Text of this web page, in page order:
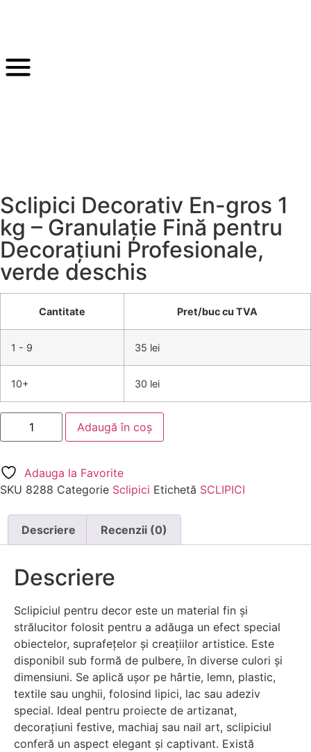
Sclipici Decorativ En-gros 1
kg – Granulație Fină pentru
Decorațiuni Profesionale,
verde deschis
Cantitate Pret/buc cu TVA
1 - 9 35 lei
10+ 30 lei
Adaugă în coș
Adauga la Favorite
SKU 8288 Categorie Sclipici Etichetă SCLIPICI
Descriere Recenzii (0)
Descriere
Sclipiciul pentru decor este un material fin și
strălucitor folosit pentru a adăuga un efect special
obiectelor, suprafețelor și creațiilor artistice. Este
disponibil sub formă de pulbere, în diverse culori și
dimensiuni. Se aplică ușor pe hârtie, lemn, plastic,
textile sau unghii, folosind lipici, lac sau adeziv
special. Ideal pentru proiecte de artizanat,
decorațiuni festive, machiaj sau nail art, sclipiciul
conferă un aspect elegant și captivant. Există